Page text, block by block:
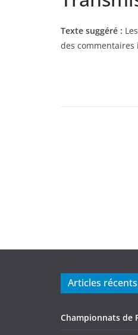
Texte suggéré :
des commentaires
Articles récents
Championnats de